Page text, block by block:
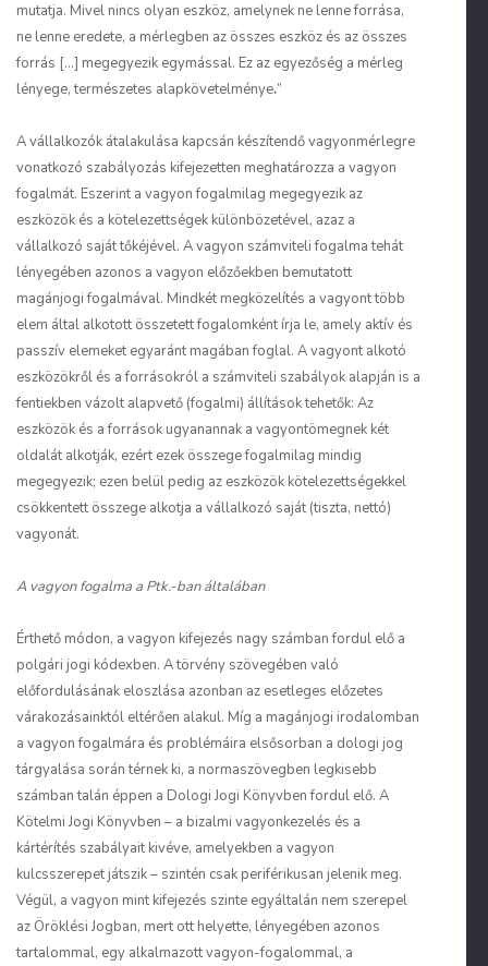
mutatja. Mivel nincs olyan eszköz, amelynek ne lenne forrása,
ne lenne eredete, a mérlegben az összes eszköz és az összes
forrás […] megegyezik egymással. Ez az egyezőség a mérleg
lényege, természetes alapkövetelménye.”
A vállalkozók átalakulása kapcsán készítendő vagyonmérlegre
vonatkozó szabályozás kifejezetten meghatározza a vagyon
fogalmát. Eszerint a vagyon fogalmilag megegyezik az
eszközök és a kötelezettségek különbözetével, azaz a
vállalkozó saját tőkéjével. A vagyon számviteli fogalma tehát
lényegében azonos a vagyon előzőekben bemutatott
magánjogi fogalmával. Mindkét megközelítés a vagyont több
elem által alkotott összetett fogalomként írja le, amely aktív és
passzív elemeket egyaránt magában foglal. A vagyont alkotó
eszközökről és a forrásokról a számviteli szabályok alapján is a
fentiekben vázolt alapvető (fogalmi) állítások tehetők: Az
eszközök és a források ugyanannak a vagyontömegnek két
oldalát alkotják, ezért ezek összege fogalmilag mindig
megegyezik; ezen belül pedig az eszközök kötelezettségekkel
csökkentett összege alkotja a vállalkozó saját (tiszta, nettó)
vagyonát.
A vagyon fogalma a Ptk.-ban általában
Érthető módon, a vagyon kifejezés nagy számban fordul elő a
polgári jogi kódexben. A törvény szövegében való
előfordulásának eloszlása azonban az esetleges előzetes
várakozásainktól eltérően alakul. Míg a magánjogi irodalomban
a vagyon fogalmára és problémáira elsősorban a dologi jog
tárgyalása során térnek ki, a normaszövegben legkisebb
számban talán éppen a Dologi Jogi Könyvben fordul elő. A
Kötelmi Jogi Könyvben – a bizalmi vagyonkezelés és a
kártérítés szabályait kivéve, amelyekben a vagyon
kulcsszerepet játszik – szintén csak periférikusan jelenik meg.
Végül, a vagyon mint kifejezés szinte egyáltalán nem szerepel
az Öröklési Jogban, mert ott helyette, lényegében azonos
tartalommal, egy alkalmazott vagyon-fogalommal, a